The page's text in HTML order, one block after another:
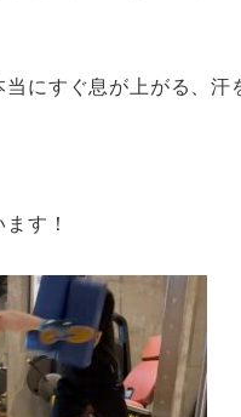
にすぐ息が上がる、汗
す！